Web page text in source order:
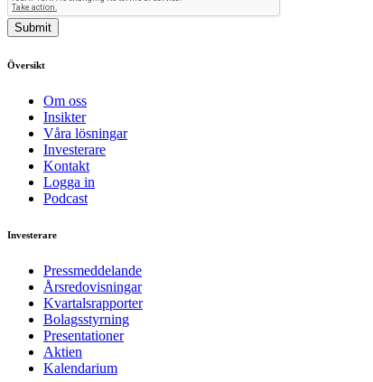
Submit
Översikt
Om oss
Insikter
Våra lösningar
Investerare
Kontakt
Logga in
Podcast
Investerare
Pressmeddelande
Årsredovisningar
Kvartalsrapporter
Bolagsstyrning
Presentationer
Aktien
Kalendarium